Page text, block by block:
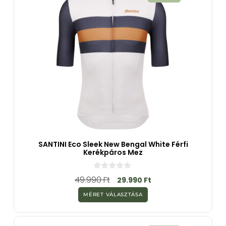
SANTINI Eco Sleek New Bengal White Férfi
Kerékpáros Mez
0
a
5
-
b
ő
49.990Ft 29.990 Ft
MÉRET VÁLASZTÁSA